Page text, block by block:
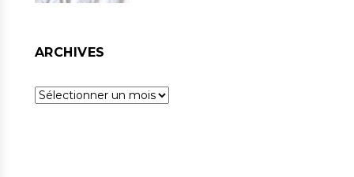
ARCHIVES
Archives